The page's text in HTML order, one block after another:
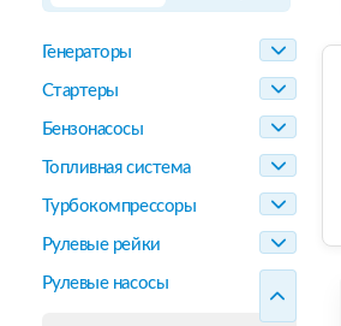
Генераторы
Стартеры
Бензонасосы
Топливная система
Турбокомпрессоры
Рулевые рейки
Рулевые насосы